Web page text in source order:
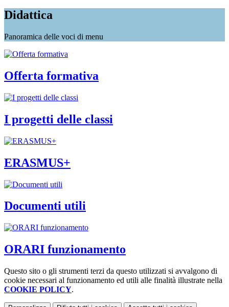
Didattica
Panoramica delle voci di menu
Offerta formativa
I progetti delle classi
ERASMUS+
Documenti utili
ORARI funzionamento
Questo sito o gli strumenti terzi da questo utilizzati si avvalgono di
cookie necessari al funzionamento ed utili alle finalità illustrate nella
COOKIE POLICY.